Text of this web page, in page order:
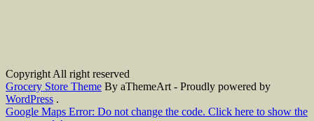
Copyright All right reserved
Grocery Store Theme By aThemeArt - Proudly powered by
WordPress .
Google Maps Error: Do not change the code. Click here to show the